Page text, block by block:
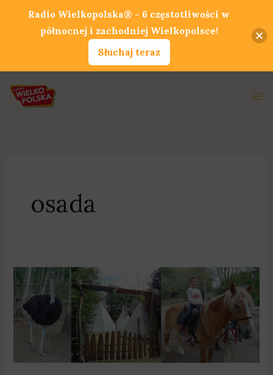
osada
Prawie
na
dzikim
Radio Wielkopolska® - 6 częstotliwości w
północnej i zachodniej Wielkopolsce!
Słuchaj teraz